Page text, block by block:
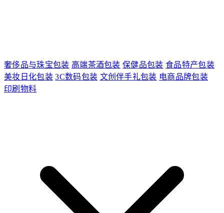
奢侈品与珠宝包装 高端茶酒包装 保健品包装 食品特产包装
美妆日化包装 3C数码包装 文创伴手礼包装 电商品牌包装
印刷物料